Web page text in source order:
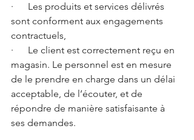
·      Les produits et services délivrés
sont conforment aux engagements
contractuels,
·      Le client est correctement reçu en
magasin. Le personnel est en mesure
de le prendre en charge dans un délai
acceptable, de l’écouter, et de
répondre de manière satisfaisante à
ses demandes.